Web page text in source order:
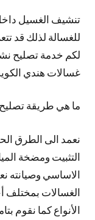
تنشيف الغسيل
للغسالة لذلك قد
لكم خدمة تصليح
غسالات هندي
ما هي طريقة
نعمد الى الطرق
التثبيت ومضخة
الاساسي وصيانته
الغسالات بمختلف
الأنواع كما نقوم